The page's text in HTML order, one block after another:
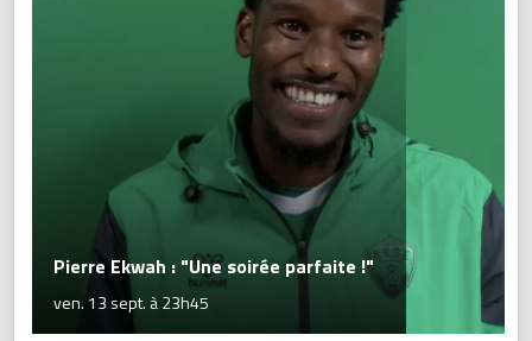
Pierre Ekwah : "Une soirée parfaite !"
ven. 13 sept. à 23h45